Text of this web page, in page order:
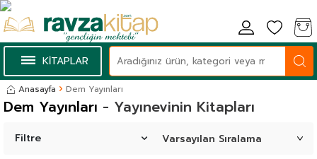
KİTAPLAR
Anasayfa Dem Yayınları
- Yayınevinin Kitapları
Dem Yayınları
Filtre